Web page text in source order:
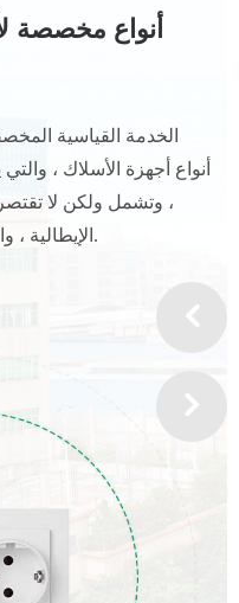
أنواع مخصصة
أنواع أجهزة الأسلاك ،
، وتشمل ولكن لا تقتصر
الإيطالية ، والمعايير الأوروبي والمعايير الأمريكية.